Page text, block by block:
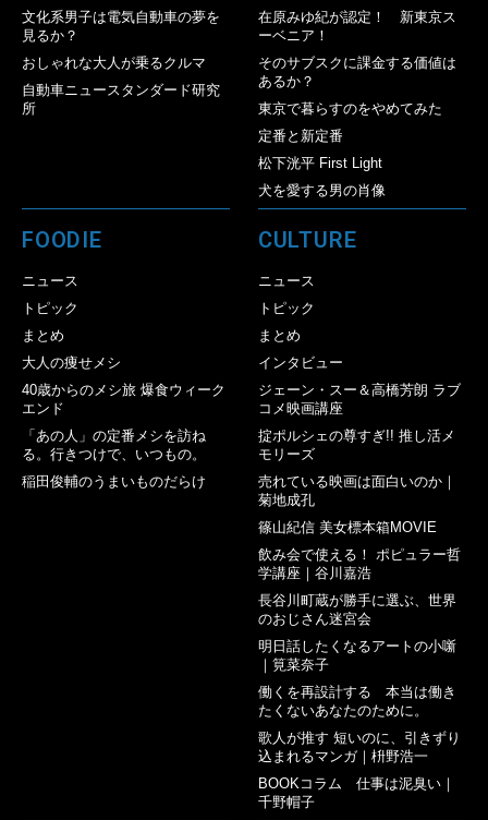
文化系男子は電気自動車の夢を
見るか？
おしゃれな大人が乗るクルマ
自動車ニュースタンダード研究
所
在原みゆ紀が認定！ 新東京ス
ーベニア！
そのサブスクに課金する価値は
あるか？
東京で暮らすのをやめてみた
定番と新定番
松下洸平 First Light
犬を愛する男の肖像
FOODIE
ニュース
トピック
まとめ
大人の痩せメシ
40歳からのメシ旅 爆食ウィーク
エンド
「あの人」の定番メシを訪ね
る。行きつけで、いつもの。
稲田俊輔のうまいものだらけ
CULTURE
ニュース
トピック
まとめ
インタビュー
ジェーン・スー＆高橋芳朗 ラブ
コメ映画講座
掟ポルシェの尊すぎ!! 推し活メ
モリーズ
売れている映画は面白いのか｜
菊地成孔
篠山紀信 美女標本箱MOVIE
飲み会で使える！ ポピュラー哲
学講座｜谷川嘉浩
長谷川町蔵が勝手に選ぶ、世界
のおじさん迷宮会
明日話したくなるアートの小噺
｜筧菜奈子
働くを再設計する 本当は働き
たくないあなたのために。
歌人が推す 短いのに、引きずり
込まれるマンガ｜枡野浩一
BOOKコラム 仕事は泥臭い｜
千野帽子